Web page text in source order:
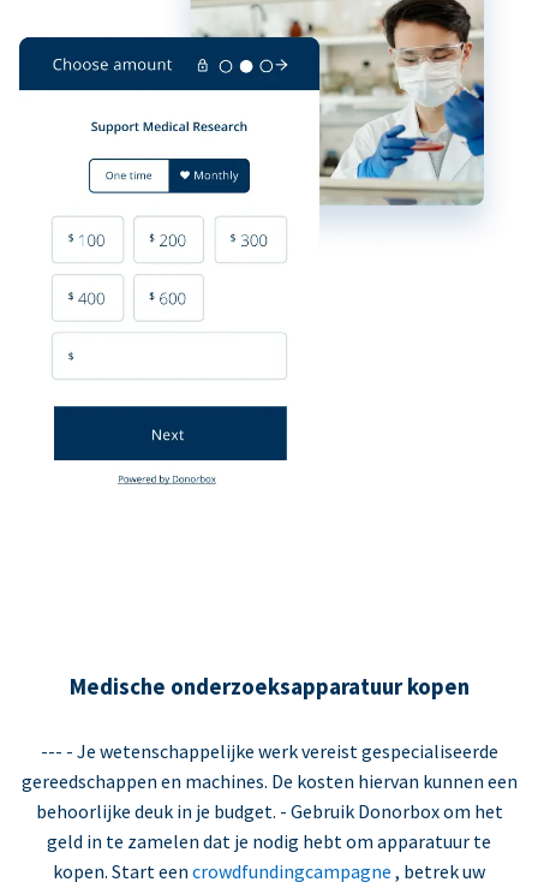
Medische onderzoeksapparatuur kopen
--- - Je wetenschappelijke werk vereist gespecialiseerde
gereedschappen en machines. De kosten hiervan kunnen een
behoorlijke deuk in je budget. - Gebruik Donorbox om het
geld in te zamelen dat je nodig hebt om apparatuur te
kopen. Start een crowdfundingcampagne , betrek uw